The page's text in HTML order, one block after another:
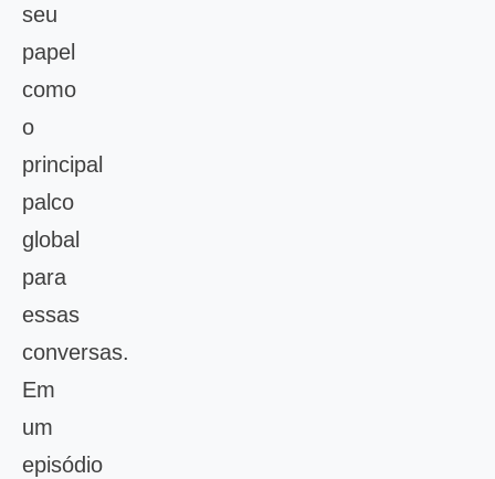
seu
papel
como
o
principal
palco
global
para
essas
conversas.
Em
um
episódio